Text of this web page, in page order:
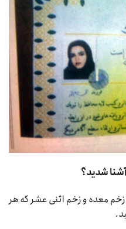
شدید؟
معده و زخم اثنی عشر که هر